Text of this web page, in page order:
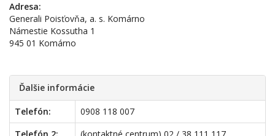
Adresa:
Generali Poisťovňa, a. s. Komárno
Námestie Kossutha 1
945 01 Komárno
Ďalšie informácie
Telefón:
0908 118 007